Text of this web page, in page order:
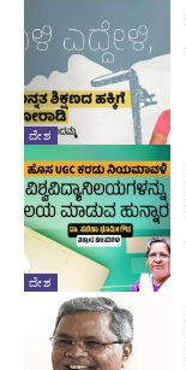
ದೇಶ
ದೇಶ